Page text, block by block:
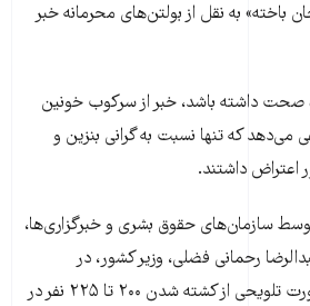
از آمار «غیررسمی ۶۳۱ جان باخته» به نقل از بولتن‌های محرمانه خبر
صحت داشته باشد، خبر از سرکوب خونین
که تنها نسبت به گرانی بنزین و
داشتند.
توسط سازمان‌های حقوق بشری و خبرگزاری‌ها،
رحمانی ‌فضلی، وزیر کشور، در
گفت‌وگویی تلویزیونی به صورت تلویحی از کشته شدن ۲۰۰ تا ۲۲۵ نفر در